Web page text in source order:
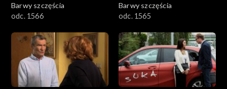
Barwy szczęścia
odc. 1566
Barwy szczęścia
odc. 1565